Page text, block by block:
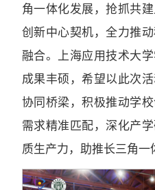
角一体化发展，抢抓共
创新中心契机，全力推
融合。上海应用技术大
成果丰硕，希望以此次
协同桥梁，积极推动学
需求精准匹配，深化产
质生产力，助推长三角一